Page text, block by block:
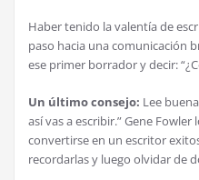
Haber tenido la valentía de
paso hacia una comunicación
ese primer borrador y decir:
Un último consejo: Lee
así vas a escribir.” Gene
convertirse en un escritor
recordarlas y luego olvidar de